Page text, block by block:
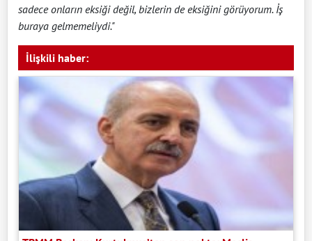
sadece onların eksiği değil, bizlerin de eksiğini görüyorum. İş
buraya gelmemeliydi."
İlişkili haber: